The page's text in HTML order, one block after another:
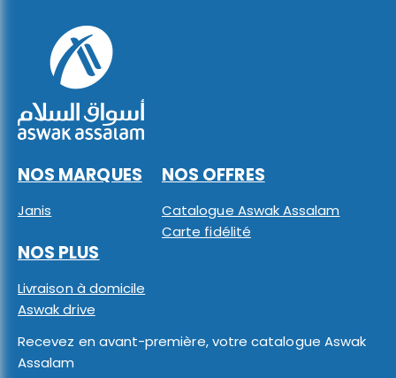
NOS MARQUES
Janis
NOS OFFRES
Catalogue Aswak Assalam
Carte fidélité
NOS PLUS
Livraison à domicile
Aswak drive
Recevez en avant-première, votre catalogue Aswak
Assalam